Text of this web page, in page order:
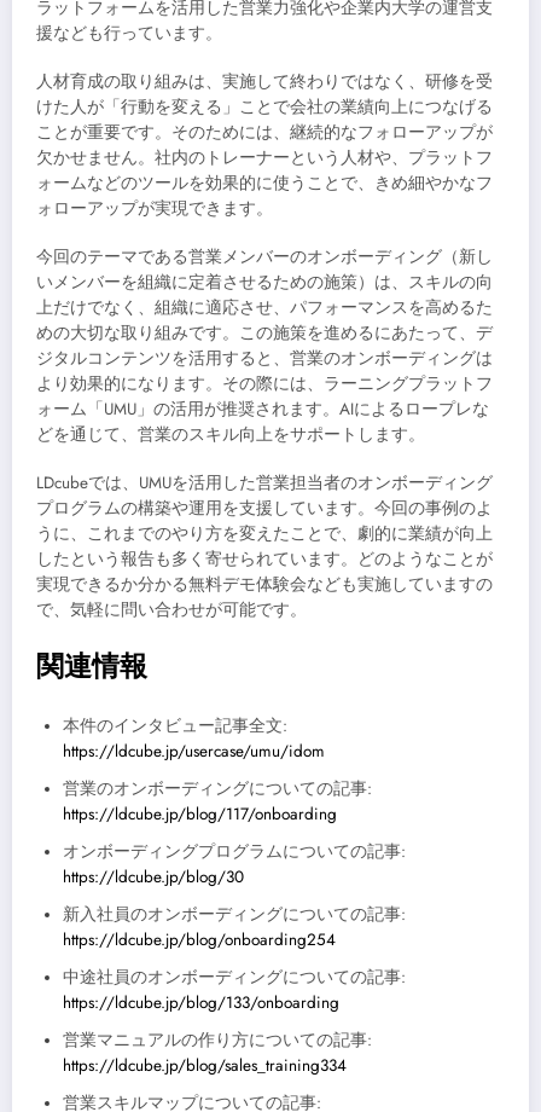
ラットフォームを活用した営業力強化や企業内大学の運営支
援なども行っています。
人材育成の取り組みは、実施して終わりではなく、研修を受
けた人が「行動を変える」ことで会社の業績向上につなげる
ことが重要です。そのためには、継続的なフォローアップが
欠かせません。社内のトレーナーという人材や、プラットフ
ォームなどのツールを効果的に使うことで、きめ細やかなフ
ォローアップが実現できます。
今回のテーマである営業メンバーのオンボーディング（新し
いメンバーを組織に定着させるための施策）は、スキルの向
上だけでなく、組織に適応させ、パフォーマンスを高めるた
めの大切な取り組みです。この施策を進めるにあたって、デ
ジタルコンテンツを活用すると、営業のオンボーディングは
より効果的になります。その際には、ラーニングプラットフ
ォーム「UMU」の活用が推奨されます。AIによるロープレな
どを通じて、営業のスキル向上をサポートします。
LDcubeでは、UMUを活用した営業担当者のオンボーディング
プログラムの構築や運用を支援しています。今回の事例のよ
うに、これまでのやり方を変えたことで、劇的に業績が向上
したという報告も多く寄せられています。どのようなことが
実現できるか分かる無料デモ体験会なども実施していますの
で、気軽に問い合わせが可能です。
関連情報
本件のインタビュー記事全文:
https://ldcube.jp/usercase/umu/idom
営業のオンボーディングについての記事:
https://ldcube.jp/blog/117/onboarding
オンボーディングプログラムについての記事:
https://ldcube.jp/blog/30
新入社員のオンボーディングについての記事:
https://ldcube.jp/blog/onboarding254
中途社員のオンボーディングについての記事:
https://ldcube.jp/blog/133/onboarding
営業マニュアルの作り方についての記事:
https://ldcube.jp/blog/sales_training334
営業スキルマップについての記事: